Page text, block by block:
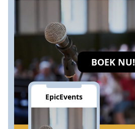
BOEK NU!
EpicEvents